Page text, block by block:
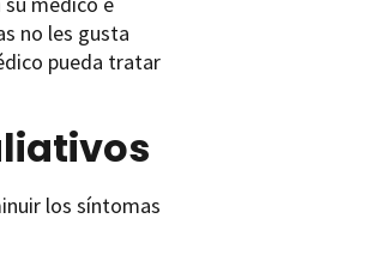
no les gusta
pueda tratar
los síntomas